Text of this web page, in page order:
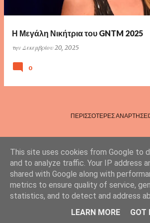
ή
Η Μεγάλη Νικήτρια του GNTM 2025
την Δεκεμβρίου 20, 2025
0
ΠΕΡΙΣΣΌΤΕΡΕΣ
Από το Blogger
This site uses cookies from Google to
and to analyze traffic. Your IP address
shared with Google along with
metrics to ensure quality of service,
statistics, and to detect and address
LEARN MORE
GOT